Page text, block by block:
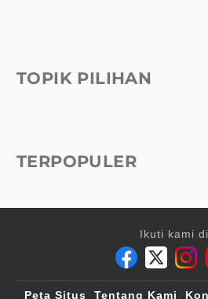
TOPIK PILIHAN
TERPOPULER
Ikuti kami
Peta Situs Tentang Kami